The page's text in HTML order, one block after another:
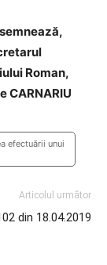
Roman,
CARNARIU
efectuării unui
Articolul următor
din 18.04.2019